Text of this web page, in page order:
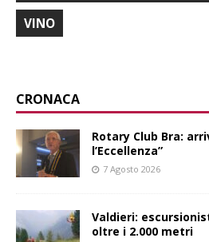
VINO
CRONACA
Rotary Club Bra:
l’Eccellenza”
7 Agosto 2026
Valdieri:
oltre i 2.000 metri